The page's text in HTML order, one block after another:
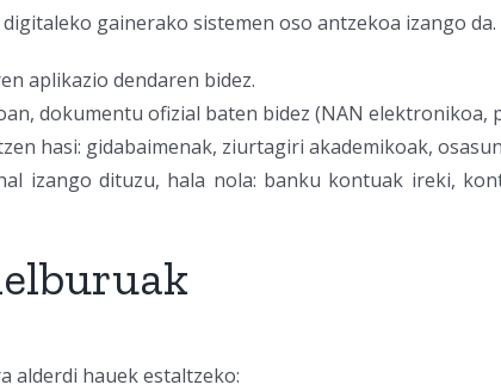
gainerako sistemen oso antzekoa izango
aplikazio dendaren bidez.
dokumentu ofizial baten bidez (NAN elektronikoa,
hasi: gidabaimenak, ziurtagiri akademikoak,
izango dituzu, hala nola: banku kontuak ireki,
alderdi hauek estaltzeko: